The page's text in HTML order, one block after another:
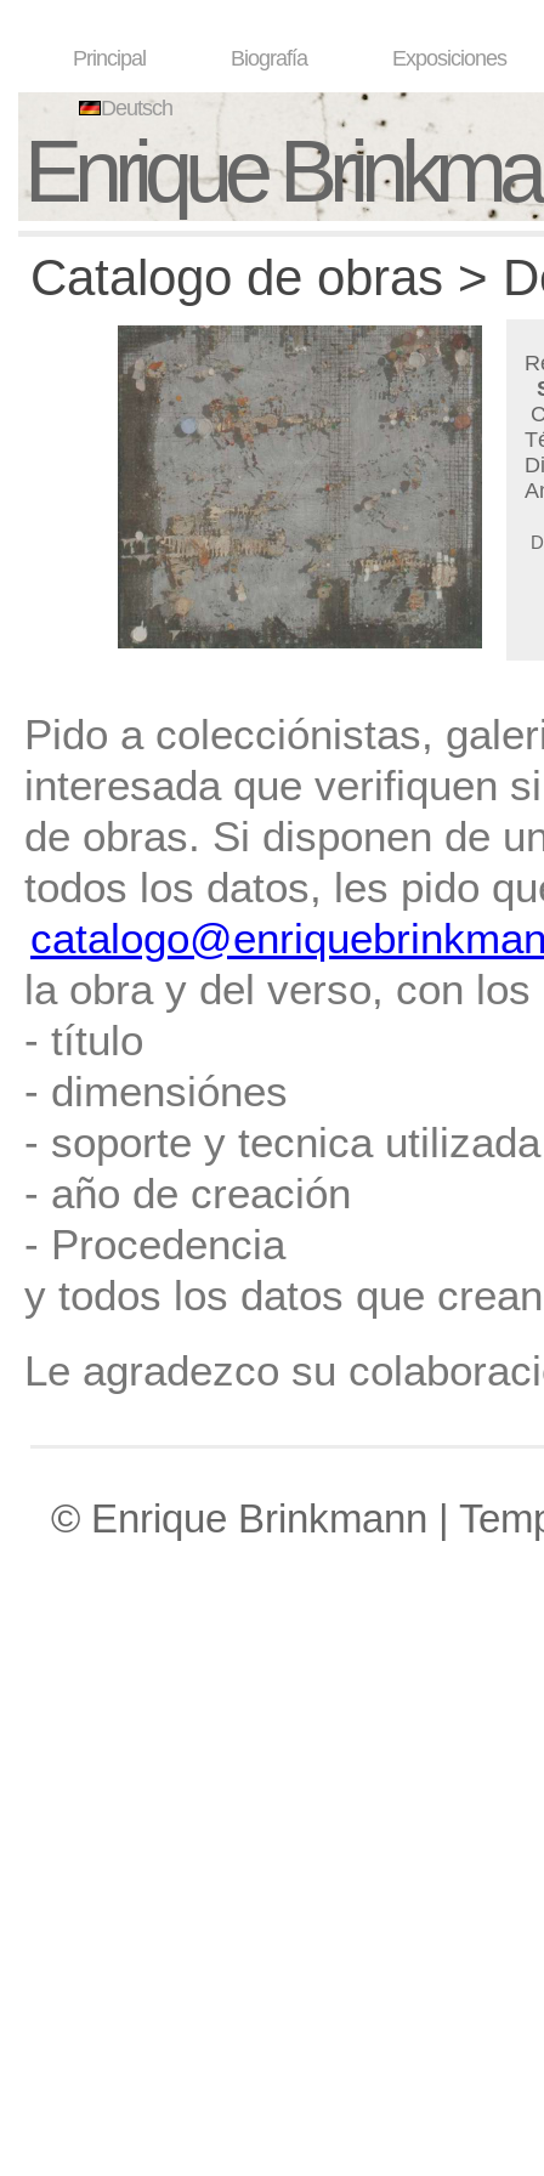
Principal Biografía Exposiciones
Deutsch
Enrique
Catalogo de obras >
Pido a colecciónistas,
interesada que verifiquen
de obras. Si disponen de
todos los datos, les pido
la obra y del verso, con
- título
- dimensiónes
- soporte y tecnica
- año de creación
- Procedencia
y todos los datos que
Le agradezco su
© Enrique Brinkmann |